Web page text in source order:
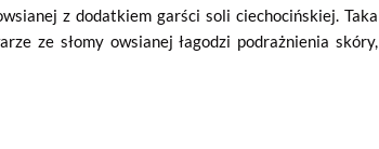
z dodatkiem garści soli ciechocińskiej. Taka
ze słomy owsianej łagodzi podrażnienia skóry,